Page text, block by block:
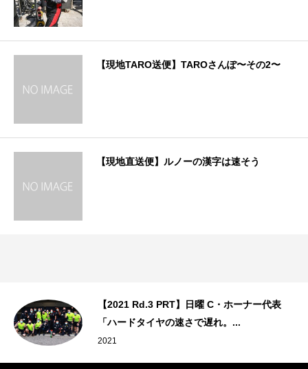
【現地TARO送便】TAROさんぽ〜その2〜
【現地直送便】ルノーの漢字は速そう
【2021 Rd.3 PRT】日曜 C・ホーナー代表
「ハードタイヤの速さで遅れ。...
2021